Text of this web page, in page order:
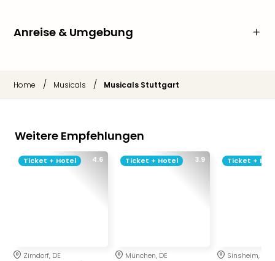
Anreise & Umgebung
Home / Musicals / Musicals Stuttgart
Weitere Empfehlungen
4.6
Ticket + Hotel
Zirndorf, DE
3.9
Ticket + Hotel
München, DE
Ticket +
Sinsheim, DE